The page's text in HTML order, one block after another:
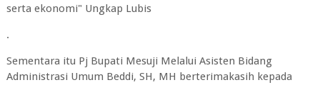
serta ekonomi" Ungkap Lubis
.
Sementara itu Pj Bupati Mesuji Melalui Asisten Bidang
Administrasi Umum Beddi, SH, MH berterimakasih kepada